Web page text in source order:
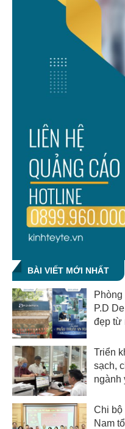
BÀI VIẾT MỚI NHẤT
P.D
đẹp từ
Triển
sạch,
ngành
Chi bộ
Nam